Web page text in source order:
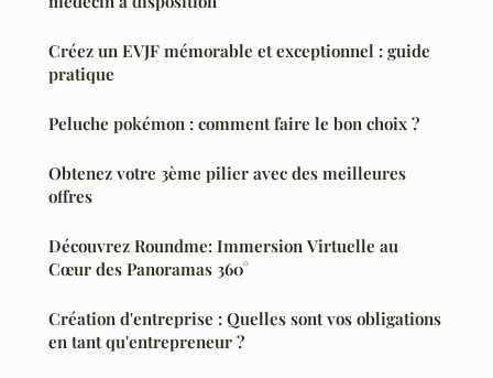
Créez un EVJF mémorable et exceptionnel : guide
pratique
Peluche pokémon : comment faire le bon choix ?
Obtenez votre 3ème pilier avec des meilleures
offres
Découvrez Roundme: Immersion Virtuelle au
Cœur des Panoramas 360°
Création d'entreprise : Quelles sont vos obligations
en tant qu'entrepreneur ?